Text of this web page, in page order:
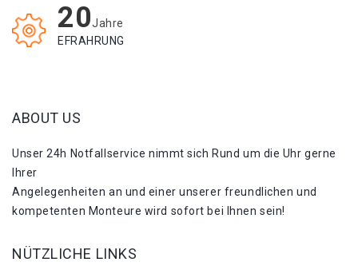
20Jahre
EFRAHRUNG
ABOUT US
Unser 24h Notfallservice nimmt sich Rund um die Uhr gerne
Ihrer
Angelegenheiten an und einer unserer freundlichen und
kompetenten Monteure wird sofort bei Ihnen sein!
NÜTZLICHE LINKS